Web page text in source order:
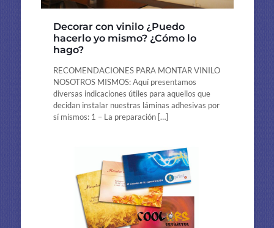
Decorar con vinilo ¿Puedo
hacerlo yo mismo? ¿Cómo lo
hago?
RECOMENDACIONES PARA MONTAR VINILO
NOSOTROS MISMOS: Aquí presentamos
diversas indicaciones útiles para aquellos que
decidan instalar nuestras láminas adhesivas por
sí mismos: 1 – La preparación[…]